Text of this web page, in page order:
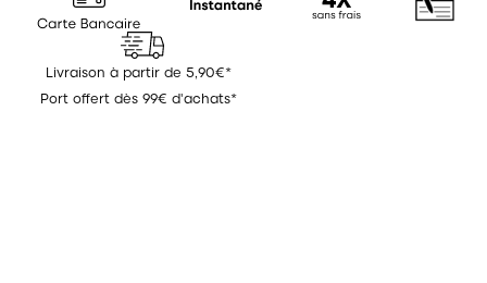
Livraison à partir de 5,90€*
Port offert dès 99€ d'achats*